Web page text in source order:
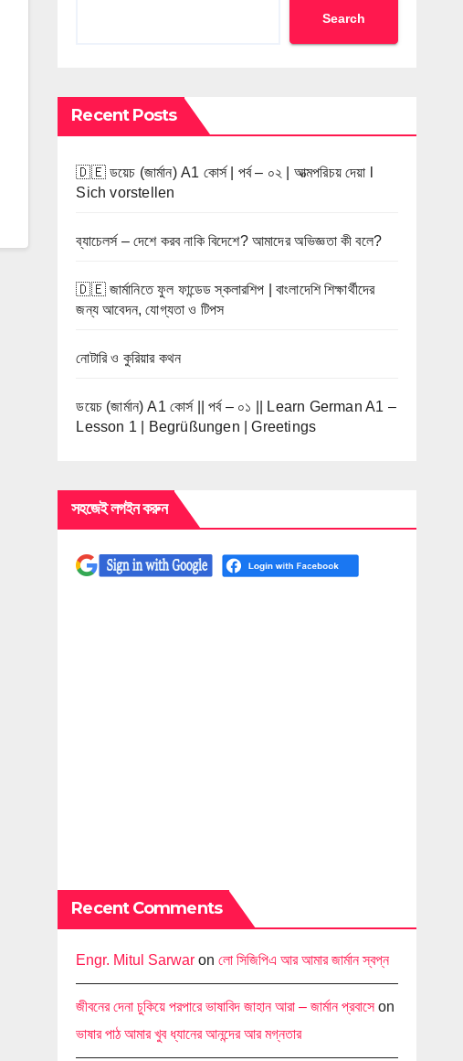
Search
Recent Posts
🇩🇪 ডয়েচ (জার্মান) A1 কোর্স | পর্ব – ০২ | আত্মপরিচয় দেয়া l
Sich vorstellen
ব্যাচেলর্স – দেশে করব নাকি বিদেশে? আমাদের অভিজ্ঞতা কী বলে?
🇩🇪 জার্মানিতে ফুল ফান্ডেড স্কলারশিপ | বাংলাদেশি শিক্ষার্থীদের
জন্য আবেদন, যোগ্যতা ও টিপস
নোটারি ও কুরিয়ার কথন
ডয়েচ (জার্মান) A1 কোর্স || পর্ব – ০১ || Learn German A1 –
Lesson 1 | Begrüßungen | Greetings
সহজেই লগইন করুন
Recent Comments
Engr. Mitul Sarwar onলো সিজিপিএ আর আমার জার্মান স্বপ্ন
জীবনের দেনা চুকিয়ে পরপারে ভাষাবিদ জাহান আরা – জার্মান প্রবাসেon
ভাষার পাঠ আমার খুব ধ্যানের আনন্দের আর মগ্নতার